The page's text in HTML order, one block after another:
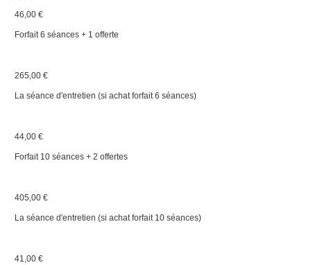
46,00 €
Forfait 6 séances + 1 offerte
265,00 €
La séance d'entretien (si achat forfait 6 séances)
44,00 €
Forfait 10 séances + 2 offertes
405,00 €
La séance d'entretien (si achat forfait 10 séances)
41,00 €